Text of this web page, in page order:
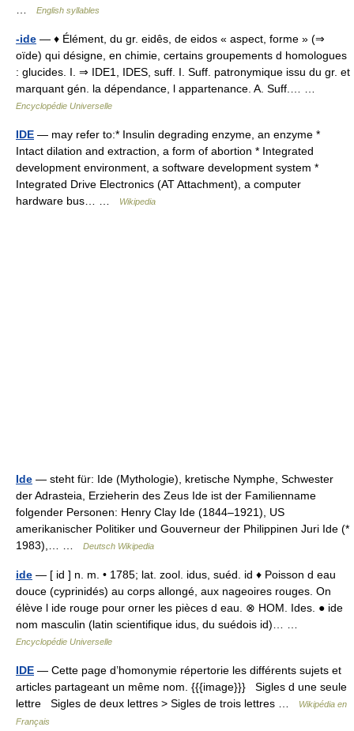
English syllables
-ide — ♦ Élément, du gr. eidês, de eidos « aspect, forme » (⇒
oïde) qui désigne, en chimie, certains groupements d homologues
: glucides. I. ⇒ IDE1, IDES, suff. I. Suff. patronymique issu du gr. et
marquant gén. la dépendance, l appartenance. A. Suff.… …
Encyclopédie Universelle
IDE — may refer to:* Insulin degrading enzyme, an enzyme *
Intact dilation and extraction, a form of abortion * Integrated
development environment, a software development system *
Integrated Drive Electronics (AT Attachment), a computer
hardware bus… …
Wikipedia
Ide — steht für: Ide (Mythologie), kretische Nymphe, Schwester
der Adrasteia, Erzieherin des Zeus Ide ist der Familienname
folgender Personen: Henry Clay Ide (1844–1921), US
amerikanischer Politiker und Gouverneur der Philippinen Juri Ide (*
1983),… …
Deutsch Wikipedia
ide — [ id ] n. m. • 1785; lat. zool. idus, suéd. id ♦ Poisson d eau
douce (cyprinidés) au corps allongé, aux nageoires rouges. On
élève l ide rouge pour orner les pièces d eau. ⊗ HOM. Ides. ● ide
nom masculin (latin scientifique idus, du suédois id)… …
Encyclopédie Universelle
IDE — Cette page d’homonymie répertorie les différents sujets et
articles partageant un même nom. {{{image}}} Sigles d une seule
lettre Sigles de deux lettres > Sigles de trois lettres …
Wikipédia en
Français